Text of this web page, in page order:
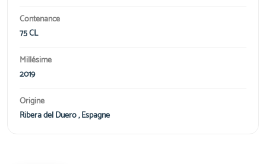
Contenance
75 CL
Millésime
2019
Origine
Ribera del Duero , Espagne